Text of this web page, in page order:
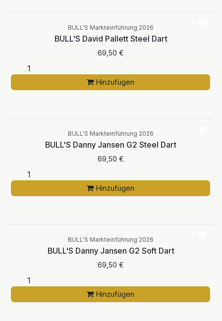
BULL'S Markteinführung 2026
BULL'S David Pallett Steel Dart
69,50 €
Hinzufügen
BULL'S Markteinführung 2026
BULL'S Danny Jansen G2 Steel Dart
69,50 €
Hinzufügen
BULL'S Markteinführung 2026
BULL'S Danny Jansen G2 Soft Dart
69,50 €
Hinzufügen